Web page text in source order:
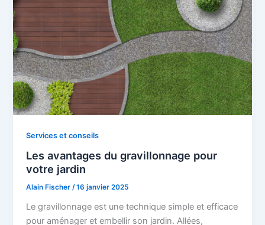
Services et conseils
Les avantages du gravillonnage pour
votre jardin
Alain Fischer/16 janvier 2025
Le gravillonnage est une technique simple et efficace
pour aménager et embellir son jardin. Allées,